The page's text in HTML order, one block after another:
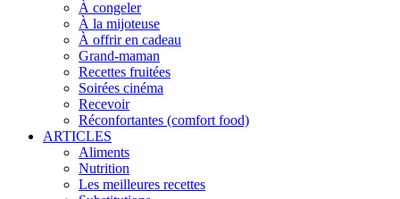
À congeler
À la mijoteuse
À offrir en cadeau
Grand-maman
Recettes fruitées
Soirées cinéma
Recevoir
Réconfortantes (comfort food)
ARTICLES
Aliments
Nutrition
Les meilleures recettes